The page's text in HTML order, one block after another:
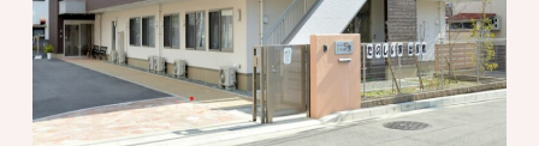
相談者様の声 お役立ち情報
おすすめ施設特集 施設関係者の方へ